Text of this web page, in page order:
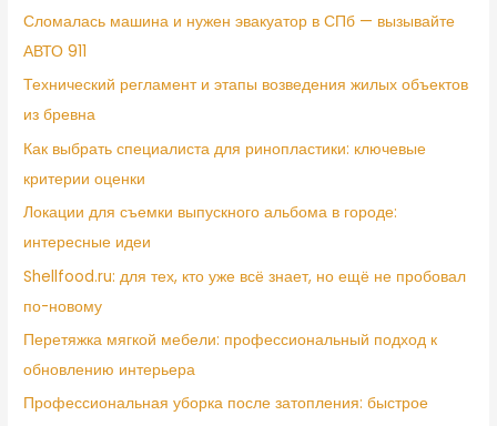
Сломалась машина и нужен эвакуатор в СПб — вызывайте
АВТО 911
Технический регламент и этапы возведения жилых объектов
из бревна
Как выбрать специалиста для ринопластики: ключевые
критерии оценки
Локации для съемки выпускного альбома в городе:
интересные идеи
Shellfood.ru: для тех, кто уже всё знает, но ещё не пробовал
по-новому
Перетяжка мягкой мебели: профессиональный подход к
обновлению интерьера
Профессиональная уборка после затопления: быстрое